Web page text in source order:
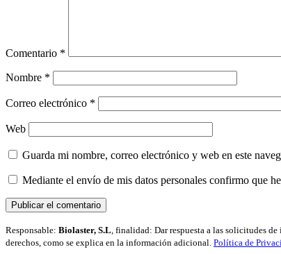
Comentario *
Nombre *
Correo electrónico *
Web
Guarda mi nombre, correo electrónico y web en este
Mediante el envío de mis datos personales confirmo que
Responsable: Biolaster, S.L, finalidad: Dar respuesta a las solicitudes
derechos, como se explica en la información adicional. Política de